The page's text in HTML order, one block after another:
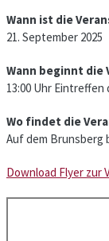
Wann ist die
21. September 2025
Wann beginnt
13:00 Uhr
Wo findet die
Auf dem Brunsberg
Download Flyer zur